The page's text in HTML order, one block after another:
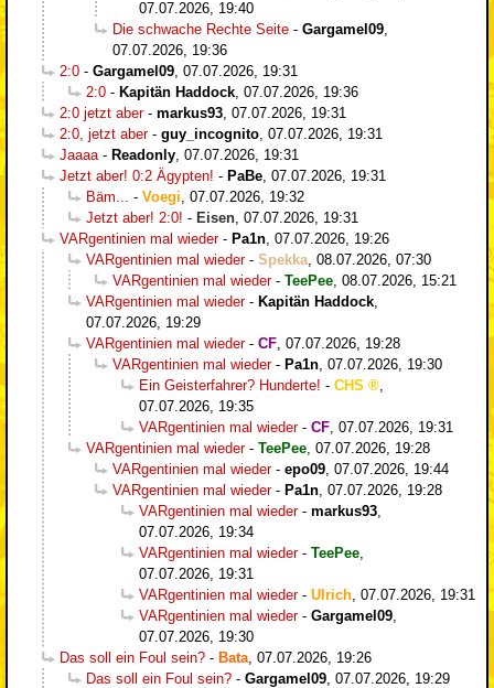
07.07.2026, 19:40
Die schwache Rechte Seite - Gargamel09
07.07.2026, 19:36
2:0 - Gargamel09 07.07.2026, 19:31
2:0 - Kapitän Haddock 07.07.2026, 19:36
2:0 jetzt aber- markus93 07.07.2026, 19:31
2:0, jetzt aber- guy_incognito 07.07.2026, 19:31
Jaaaa - Readonly 07.07.2026, 19:31
Jetzt aber! 0:2 Ägypten! - PaBe 07.07.2026, 19:31
Bäm...
- Voegi 07.07.2026, 19:32
Jetzt aber! 2:0! - Eisen 07.07.2026, 19:31
VARgentinien mal wieder- Pa1n 07.07.2026, 19:26
VARgentinien mal wieder- Spekka 08.07.2026, 07:30
VARgentinien mal wieder- TeePee 08.07.2026, 15:21
VARgentinien mal wieder- Kapitän Haddock
07.07.2026, 19:29
VARgentinien mal wieder- CF 07.07.2026, 19:28
VARgentinien mal wieder- Pa1n 07.07.2026, 19:30
Ein Geisterfahrer? Hunderte! - CHS
07.07.2026, 19:35
VARgentinien mal wieder- CF 07.07.2026, 19:31
VARgentinien mal wieder- TeePee 07.07.2026, 19:28
VARgentinien mal wieder- epo09 07.07.2026, 19:44
VARgentinien mal wieder- Pa1n 07.07.2026, 19:28
VARgentinien mal wieder- markus93
07.07.2026, 19:34
VARgentinien mal wieder- TeePee
07.07.2026, 19:31
VARgentinien mal wieder- Ulrich 07.07.2026, 19:31
VARgentinien mal wieder- Gargamel09
07.07.2026, 19:30
Das soll ein Foul sein? - Bata 07.07.2026, 19:26
Das soll ein Foul sein? - Gargamel09 07.07.2026, 19:29